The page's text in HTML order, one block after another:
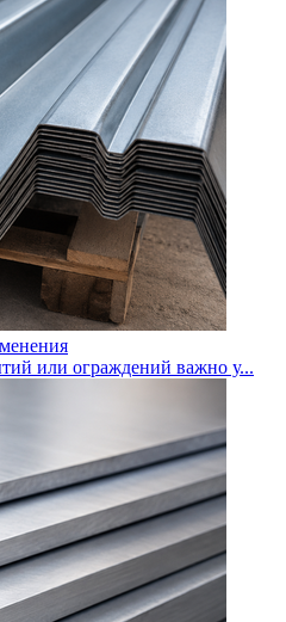
или ограждений важно у...